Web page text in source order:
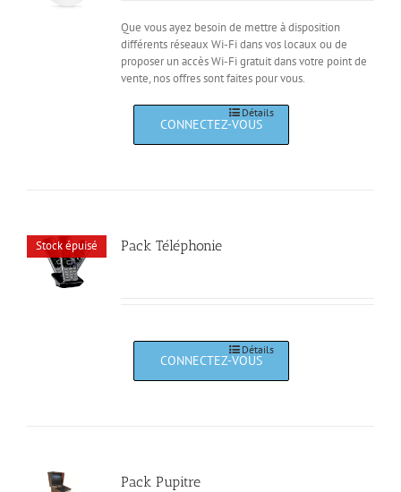
Que vous ayez besoin de mettre à disposition
différents réseaux Wi-Fi dans vos locaux ou de
proposer un accès Wi-Fi gratuit dans votre point de
vente, nos offres sont faites pour vous.
Détails
Stock épuisé Pack Téléphonie
Détails
Pack Pupitre